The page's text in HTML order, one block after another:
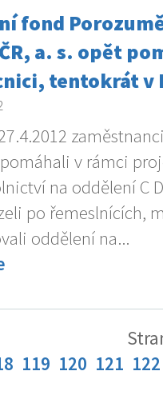
fond
ČR, a. s. opět
tentokrát v
pomáhali v rámci
na oddělení C
po řemeslnících,
oddělení na...
119 120 121 122